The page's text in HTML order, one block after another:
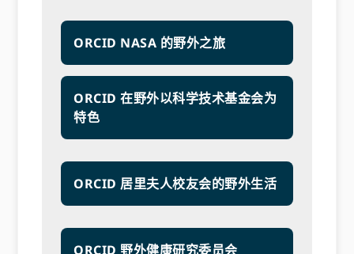
ORCID NASA 的野外之旅
ORCID 在野外以科学技术基金会为
特色
ORCID 居里夫人校友会的野外生活
ORCID 野外健康研究委员会